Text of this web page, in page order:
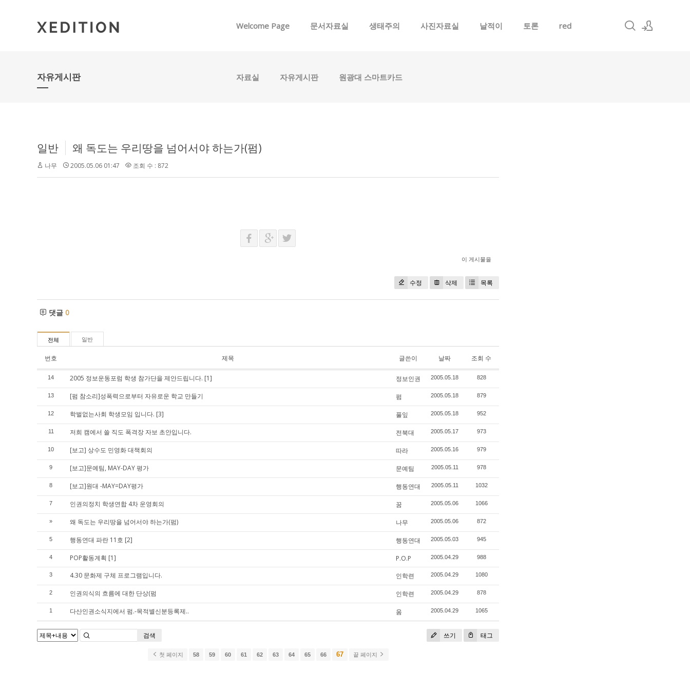
Welcome Page 문서자료실 생태주의 사진자료실 날적이 토론 red
자료실 자유게시판 원광대 스마트카드
자유게시판
일반 왜 독도는 우리땅을 넘어서야 하는가(펌)
나무 2005.05.06 01:47 조회 수 : 872
이 게시물을
수정 삭제 목록
댓글 0
전체 일반
번호 제목 글쓴이 날짜 조회 수
14 2005 정보운동포럼 학생 참가단을 제안드립니다. [1] 정보인권 2005.05.18 828
13 [펌 참소리]성폭력으로부터 자유로운 학교 만들기 펌 2005.05.18 879
12 학벌없는사회 학생모임 입니다. [3] 풀잎 2005.05.18 952
11 저희 캠에서 쓸 직도 폭격장 자보 초안입니다. 전북대 2005.05.17 973
10 [보고] 상수도 민영화 대책회의 따라 2005.05.16 979
9 [보고]문예팀, MAY-DAY 평가 문예팀 2005.05.11 978
8 [보고]원대 -MAY=DAY평가 행동연대 2005.05.11 1032
7 인권의정치 학생연합 4차 운영회의 꿈 2005.05.06 1066
» 왜 독도는 우리땅을 넘어서야 하는가(펌) 나무 2005.05.06 872
5 행동연대 파란 11호 [2] 행동연대 2005.05.03 945
4 POP활동계획 [1] P.O.P 2005.04.29 988
3 4.30 문화제 구체 프로그램입니다. 인학련 2005.04.29 1080
2 인권의식의 흐름에 대한 단상(펌 인학련 2005.04.29 878
1 다산인권소식지에서 펌.-목적별신분등록제.. 움 2005.04.29 1065
쓰기 태그
검색
첫 페이지 58 59 60 61 62 63 64 65 66 67 끝 페이지